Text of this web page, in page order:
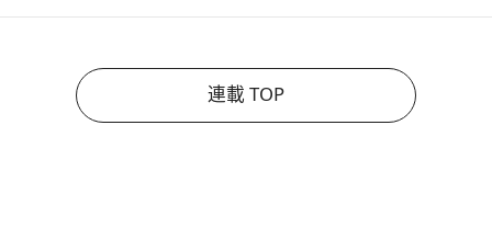
連載 TOP